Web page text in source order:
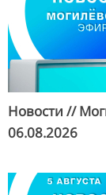
Новости //
06.08.2026